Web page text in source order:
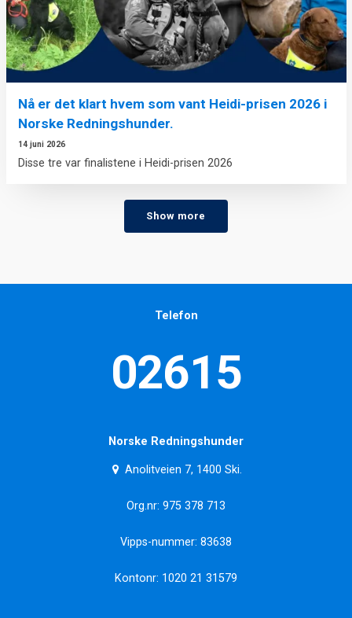
Nå er det klart hvem som vant Heidi-prisen 2026 i
Norske Redningshunder.
14 juni 2026
Disse tre var finalistene i Heidi-prisen 2026
Show more
Telefon
02615
Norske Redningshunder
Anolitveien 7, 1400 Ski.
Org.nr: 975 378 713
Vipps-nummer: 83638
Kontonr: 1020 21 31579